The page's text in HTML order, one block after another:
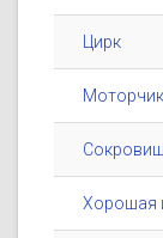
Цирк
Моторчик
Хорошая